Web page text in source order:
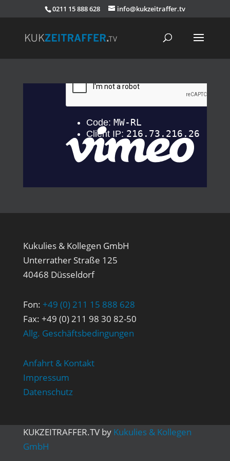
0211 15 888 628 info@kukzeitraffer.tv
Kukulies & Kollegen GmbH
Unterrather Straße 125
40468 Düsseldorf
Fon: +49 (0) 211 15 888 628
Fax: +49 (0) 211 98 30 82-50
Allg. Geschäftsbedingungen
Anfahrt & Kontakt
Impressum
Datenschutz
KUKZEITRAFFER.TVby Kukulies & Kollegen
GmbH